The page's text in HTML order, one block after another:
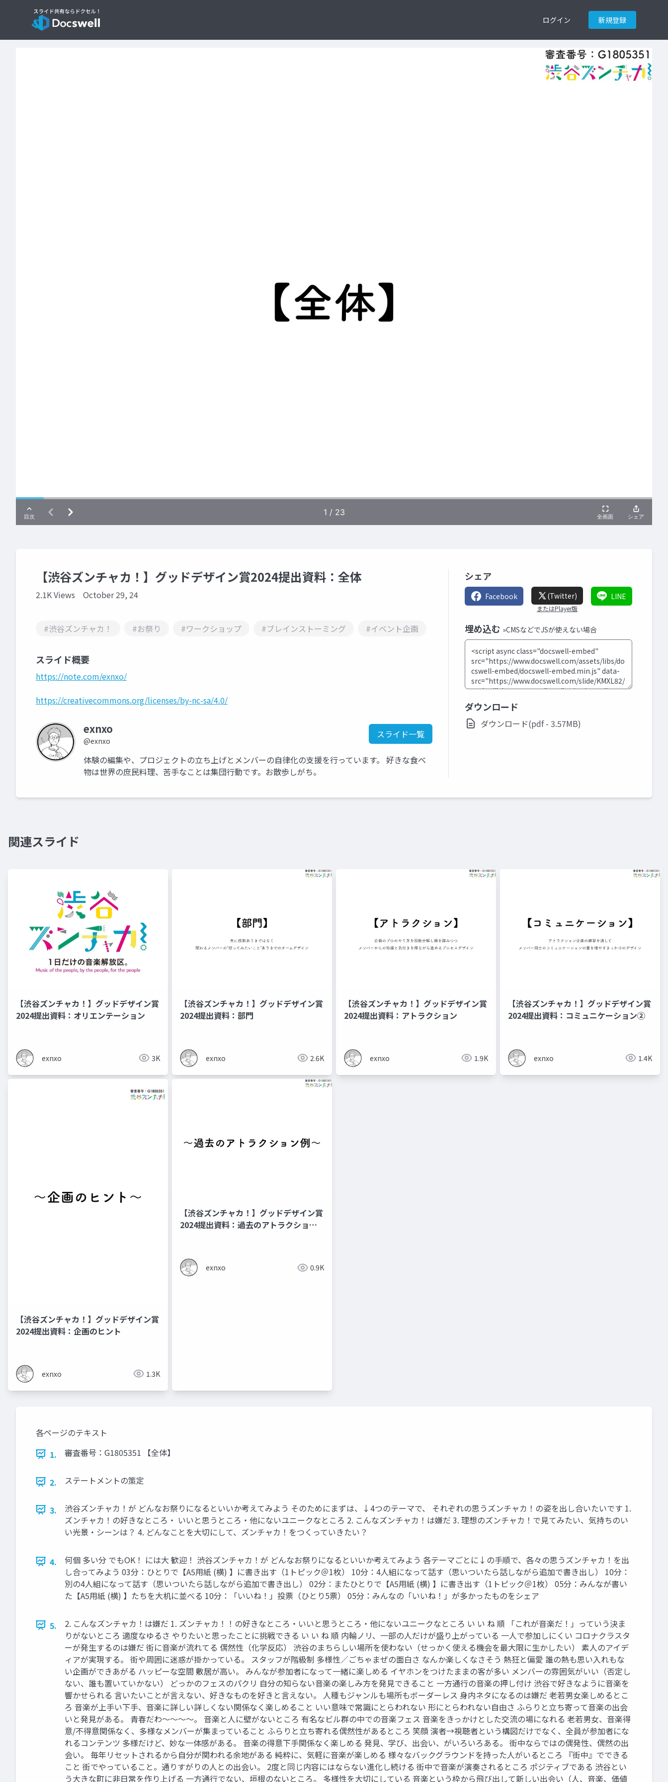
ログイン 新規登録
【渋谷ズンチャカ！】グッドデザイン賞2024提出資料：全体
2.1K Views October 29, 24
#渋谷ズンチャカ！ #お祭り #ワークショップ #ブレインストーミング #イベント企画
スライド概要
https://note.com/exnxo/
https://creativecommons.org/licenses/by-nc-sa/4.0/
exnxo
@exnxo
スライド一覧
体験の編集や、プロジェクトの立ち上げとメンバーの自律化の支援を行っています。 好きな食べ
物は世界の庶民料理、苦手なことは集団行動です。お散歩しがち。
シェア
Facebook (Twitter)
またはPlayer版
LINE
埋め込む »CMSなどでJSが使えない場合
ダウンロード
ダウンロード(pdf - 3.57MB)
関連スライド
【渋谷ズンチャカ！】グッドデザイン賞
2024提出資料：オリエンテーション
exnxo 3K
【渋谷ズンチャカ！】グッドデザイン賞
2024提出資料：部門
exnxo 2.6K
【渋谷ズンチャカ！】グッドデザイン賞
2024提出資料：アトラクション
exnxo 1.9K
【渋谷ズンチャカ！】グッドデザイン賞
2024提出資料：コミュニケーション②
exnxo 1.4K
【渋谷ズンチャカ！】グッドデザイン賞
2024提出資料：企画のヒント
exnxo 1.3K
【渋谷ズンチャカ！】グッドデザイン賞
2024提出資料：過去のアトラクション
exnxo 0.9K
各ページのテキスト
1.
審査番号：G1805351 【全体】
2. ステートメントの策定
3.
渋谷ズンチャカ！が どんなお祭りになるといいか考えてみよう そのためにまずは、↓4つのテーマで、 それぞれの思うズンチャカ！の姿を出し合いたいです 1.
ズンチャカ！の好きなところ・ いいと思うところ・他にないユニークなところ 2. こんなズンチャカ！は嫌だ 3. 理想のズンチャカ！で見てみたい、気持ちのい
い光景・シーンは？ 4. どんなことを大切にして、ズンチャカ！をつくっていきたい？
4.
何個 多い分 でもOK！ には大 歓迎！ 渋谷ズンチャカ！が どんなお祭りになるといいか考えてみよう 各テーマごとに↓の手順で、各々の思うズンチャカ！を出
し合ってみよう 03分：ひとりで【A5用紙 (横) 】に書き出す（1トピック＠1枚） 10分：4人組になって話す（思いついたら話しながら追加で書き出し） 10分：
別の4人組になって話す（思いついたら話しながら追加で書き出し） 02分：またひとりで【A5用紙 (横) 】に書き出す（1トピック＠1枚） 05分：みんなが書い
た【A5用紙 (横) 】たちを大机に並べる 10分：「いいね！」投票（ひとり5票） 05分：みんなの「いいね！」が多かったものをシェア
5.
2. こんなズンチャカ！は嫌だ 1. ズンチャカ！！の好きなところ・いいと思うところ・他にないユニークなところ い い ね 順 「これが音楽だ！」っていう決ま
りがないところ 適度なゆるさ やりたいと思ったことに挑戦できる い い ね 順 内輪ノリ、一部の人だけが盛り上がっている 一人で参加しにくい コロナクラスタ
ーが発生するのは嫌だ 街に音楽が流れてる 偶然性（化学反応） 渋谷のまちらしい場所を使わない（せっかく使える機会を最大限に生かしたい） 素人のアイデ
ィアが実現する。 街や周囲に迷惑が掛かっている。 スタッフが階級制 多様性／ごちゃまぜの面白さ なんか楽しくなさそう 熱狂と偏愛 誰の熱も思い入れもな
い企画ができあがる ハッピーな空間 敷居が高い。 みんなが参加者になって一緒に楽しめる イヤホンをつけたままの客が多い メンバーの雰囲気がいい（否定し
ない、誰も置いていかない） どっかのフェスのパクリ 自分の知らない音楽の楽しみ方を発見できること 一方通行の音楽の押し付け 渋谷で好きなように音楽を
響かせられる 言いたいことが言えない、好きなものを好きと言えない。 人種もジャンルも場所もボーダーレス 身内ネタになるのは嫌だ 老若男女楽しめるとこ
ろ 音楽が上手い下手、音楽に詳しい詳しくない関係なく楽しめること いい意味で常識にとらわれない 形にとらわれない自由さ ふらりと立ち寄って音楽の出会
いと発見がある。 青春だわ〜〜〜〜。 音楽と人に壁がないところ 有名なビル群の中での音楽フェス 音楽をきっかけとした交流の場になれる 老若男女、音楽得
意/不得意関係なく、多様なメンバーが集まっていること ふらりと立ち寄れる偶然性があるところ 笑顔 演者→視聴者という構図だけでなく、全員が参加者にな
れるコンテンツ 多様だけど、妙な一体感がある。 音楽の得意下手関係なく楽しめる 発見、学び、出会い、がいろいろある。 街中ならではの偶発性、偶然の出
会い。 毎年リセットされるから自分が関われる余地がある 純粋に、気軽に音楽が楽しめる 様々なバックグラウンドを持った人がいるところ 『街中』でできる
こと 街でやっていること。通りすがりの人との出会い。 2度と同じ内容にはならない進化し続ける 街中で音楽が演奏されるところ ポジティブである 渋谷とい
う大きな町に非日常を作り上げる 一方通行でない、垣根のないところ。 多様性を大切にしている 音楽という枠から飛び出して新しい出会い（人、音楽、価値